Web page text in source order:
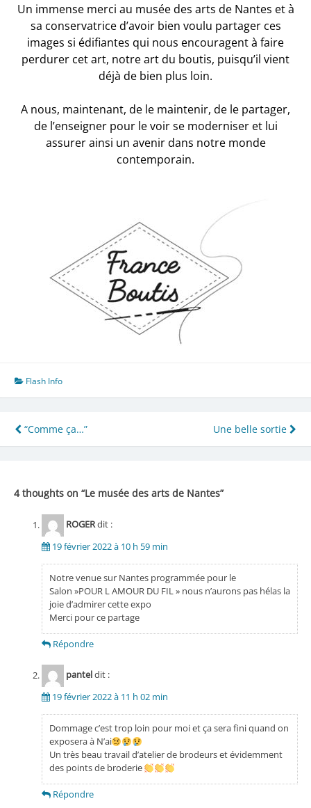
Un immense merci au musée des arts de Nantes et à
sa conservatrice d’avoir bien voulu partager ces
images si édifiantes qui nous encouragent à faire
perdurer cet art, notre art du boutis, puisqu’il vient
déjà de bien plus loin.
A nous, maintenant, de le maintenir, de le partager,
de l’enseigner pour le voir se moderniser et lui
assurer ainsi un avenir dans notre monde
contemporain.
Flash Info
Navigation
de
“Comme ça…” Une belle sortie
4 thoughts on “Le musée des arts de Nantes”
ROGERdit :
19 février 2022 à 10 h 59 min
Notre venue sur Nantes programmée pour le
Salon »POUR L AMOUR DU FIL » nous n’aurons pas hélas la
joie d’admirer cette expo
Merci pour ce partage
Répondre
panteldit :
19 février 2022 à 11 h 02 min
Dommage c’est trop loin pour moi et ça sera fini quand on
exposera à N’ai
Un très beau travail d’atelier de brodeurs et évidemment
des points de broderie
Répondre